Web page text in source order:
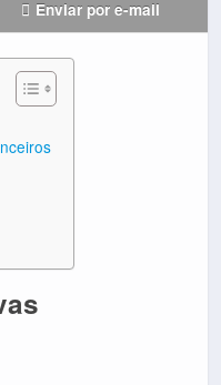
Enviar por e-mail